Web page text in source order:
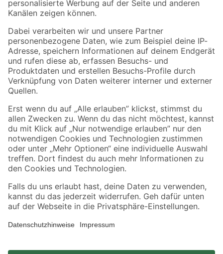
Folge uns
Zahlungsarten Versandarten
Sicher einkaufen
Jetzt die toom-App herunterladen
Alle Preisangaben in EUR inkl. gesetzl. MwSt.. Die dargestellten Angebote sind unter
Umständen nicht in allen Märkten verfügbar. Die angegebenen Verfügbarkeiten beziehen
Produkte nur solange der Vorrat reicht.
*Paketversand ab 59 € versandkostenfrei, gilt nicht für Artikel mit Speditionsversand, hier